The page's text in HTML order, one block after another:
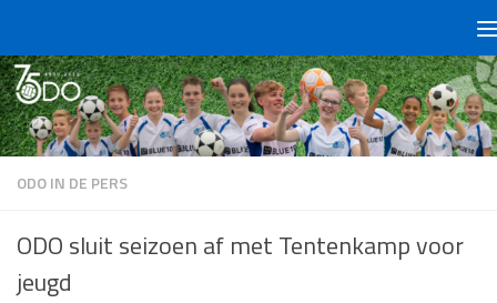
ODO IN DE PERS
ODO sluit seizoen af met Tentenkamp voor
jeugd